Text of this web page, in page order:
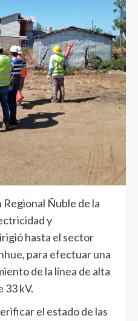
Ñuble de la
y
hasta el sector
para efectuar una
de la línea de alta
kV.
el estado de las